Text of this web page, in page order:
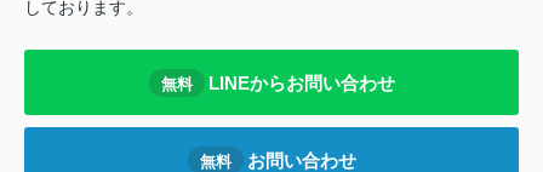
しております。
無料 LINEからお問い合わせ
無料 お問い合わせ